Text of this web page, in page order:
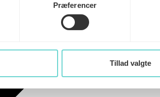
Præferencer
Tillad valgte